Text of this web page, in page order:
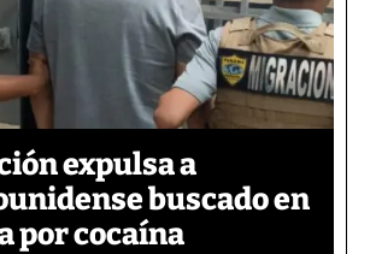
expulsa a
buscado en
por cocaína